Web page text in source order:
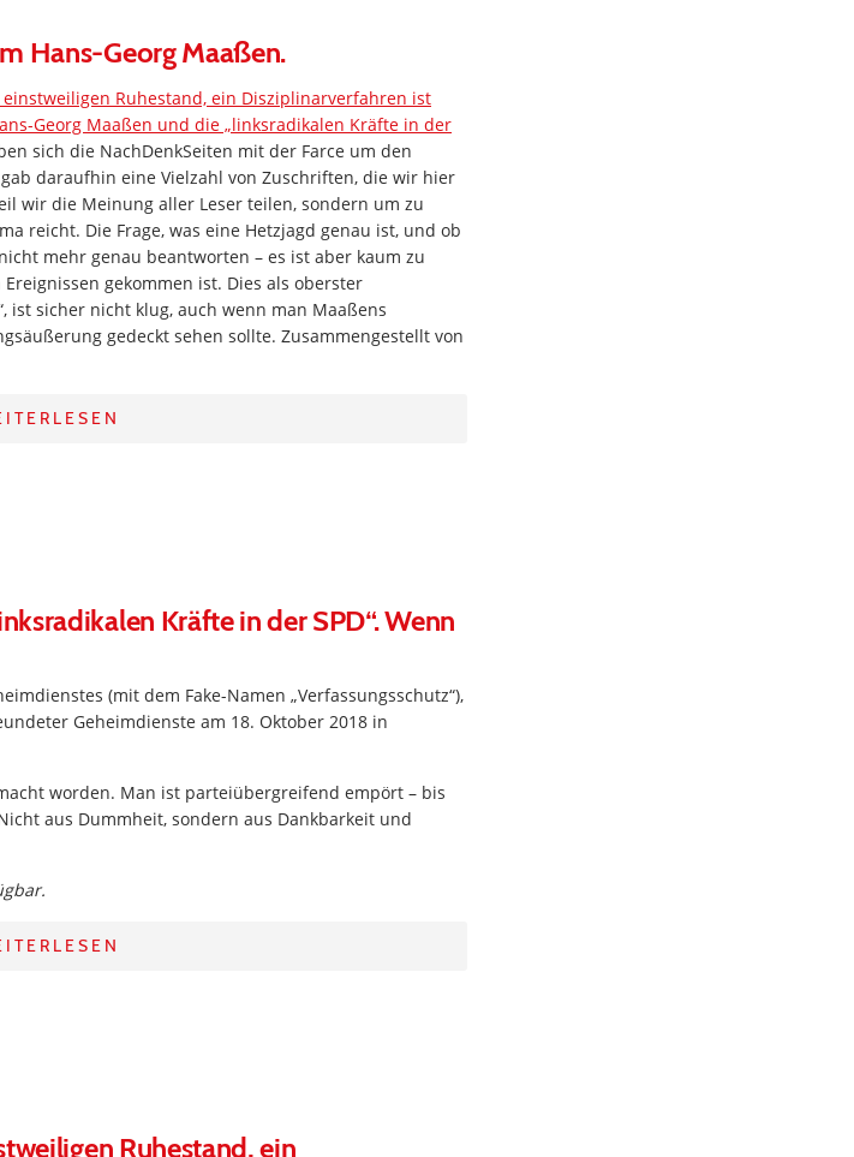
Hans-Georg Maaßen.
Ruhestand, ein Disziplinarverfahren ist
Georg Maaßen und die „linksradikalen Kräfte in der
sich die NachDenkSeiten mit der Farce um den
daraufhin eine Vielzahl von Zuschriften, die wir hier
wir die Meinung aller Leser teilen, sondern um zu
reicht. Die Frage, was eine Hetzjagd genau ist, und ob
mehr genau beantworten – es ist aber kaum zu
gekommen ist. Dies als oberster
ist sicher nicht klug, auch wenn man Maaßens
gedeckt sehen sollte. Zusammengestellt von
Kräfte in der SPD“. Wenn
(mit dem Fake-Namen „Verfassungsschutz“),
Geheimdienste am 18. Oktober 2018 in
worden. Man ist parteiübergreifend empört – bis
aus Dummheit, sondern aus Dankbarkeit und
Ruhestand, ein